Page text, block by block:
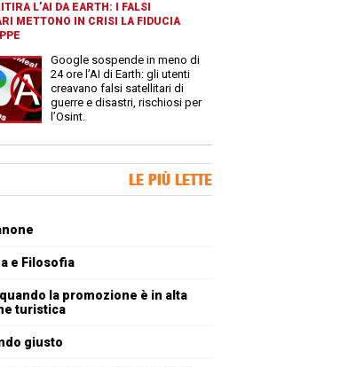
L’AI DA EARTH: I FALSI
METTONO IN CRISI LA FIDUCIA
Google sospende in meno di
24 ore l’AI di Earth: gli utenti
creavano falsi satellitari di
guerre e disastri, rischiosi per
l’Osint.
LE PIÙ LETTE
e Filosofia
la promozione è in alta
turistica
giusto